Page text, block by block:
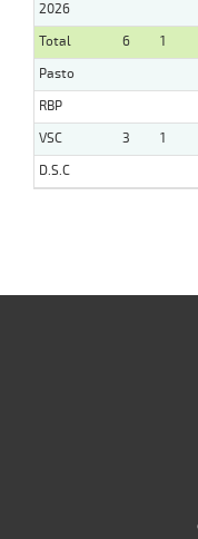
2026
Total
6 1
Pasto
RBP
VSC
3 1
D.S.C